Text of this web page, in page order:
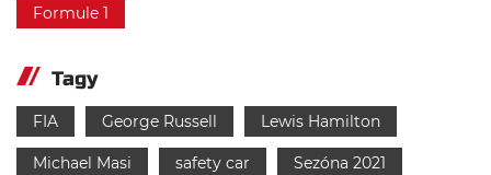
Formule 1
Tagy
FIA George Russell Lewis Hamilton
Michael Masi safety car Sezóna 2021